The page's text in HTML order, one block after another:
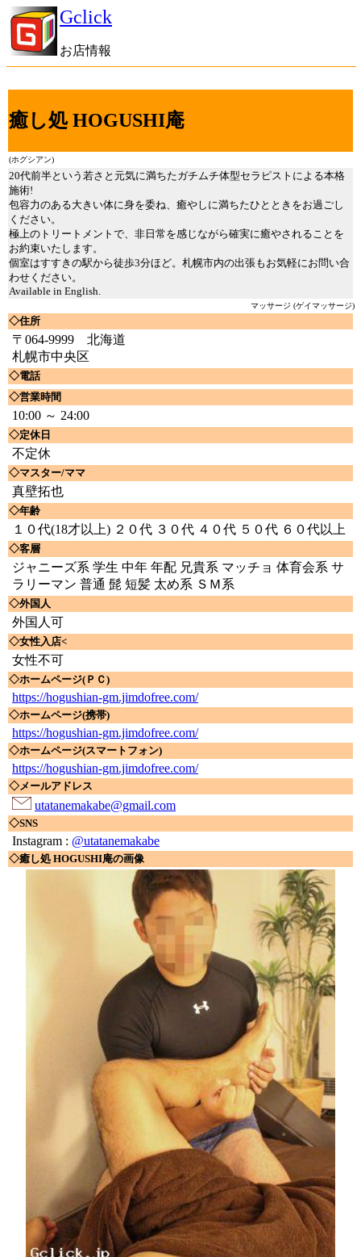
Gclick
お店情報
癒し処 HOGUSHI庵
(ホグシアン)
20代前半という若さと元気に満ちたガチムチ体型セラピストによる本格
施術!
包容力のある大きい体に身を委ね、癒やしに満ちたひとときをお過ごし
ください。
極上のトリートメントで、非日常を感じながら確実に癒やされることを
お約束いたします。
個室はすすきの駅から徒歩3分ほど。札幌市内の出張もお気軽にお問い合
わせください。
Available in English.
マッサージ (ゲイマッサージ)
◇住所
〒064-9999 北海道
札幌市中央区
◇電話
◇営業時間
10:00 ～ 24:00
◇定休日
不定休
◇マスター/ママ
真壁拓也
◇年齢
１０代(18才以上) ２０代 ３０代 ４０代 ５０代 ６０代以上
◇客層
ジャニーズ系 学生 中年 年配 兄貴系 マッチョ 体育会系 サ
ラリーマン 普通 髭 短髪 太め系 ＳＭ系
◇外国人
外国人可
◇女性入店<
女性不可
◇ホームページ(ＰＣ)
https://hogushian-gm.jimdofree.com/
◇ホームページ(携帯)
https://hogushian-gm.jimdofree.com/
◇ホームページ(スマートフォン)
https://hogushian-gm.jimdofree.com/
◇メールアドレス
utatanemakabe@gmail.com
◇SNS
Instagram : @utatanemakabe
◇癒し処 HOGUSHI庵の画像